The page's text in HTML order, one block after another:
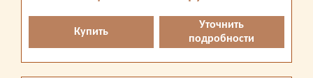
Купить
Уточнить
подробности